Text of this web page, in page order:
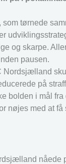
som tørnede
og skarpe.
pausen.
Nordsjælland
på
bolden i mål fra
nøjes med at
nåede